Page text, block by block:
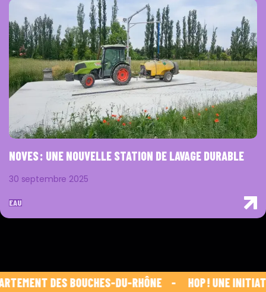
NOVES : UNE NOUVELLE STATION DE LAVAGE DURABLE
30 septembre 2025
EAU
DES BOUCHES-DU-RHÔNE    - HOP ! UNE